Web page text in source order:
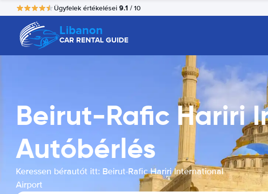
Ügyfelek értékelései 9.1 / 10
Libanon
CAR RENTAL GUIDE
Beirut-Rafic Hariri
Autóbérlés
Keressen bérautót itt: Beirut-Rafic Hariri International
Airport